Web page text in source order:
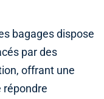
bagages dispose
par des
offrant une
répondre